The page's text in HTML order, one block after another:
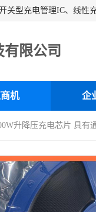
限公司
机 企
升降压充电芯片 具有